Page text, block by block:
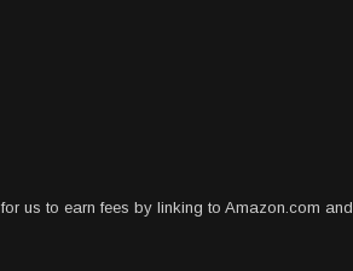
us to earn fees by linking to Amazon.com and